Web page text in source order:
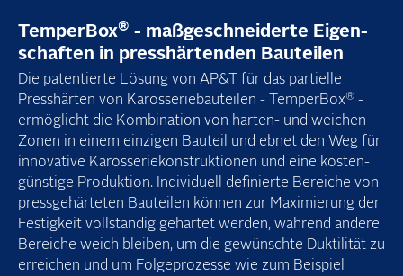
TemperBox® - maß­geschneiderte Eigen­
schaften in press­härtenden Bauteilen
Die patentierte Lösung von AP&T für das partielle
Presshärten von Karosserie­bauteilen - TemperBox® -
ermöglicht die Kombination von harten- und weichen
Zonen in einem einzigen Bauteil und ebnet den Weg für
innovative Karosseriekonstruktionen und eine kosten­
günstige Produktion. Individuell definierte Bereiche von
press­gehärteten Bauteilen können zur Maximierung der
Festigkeit vollständig gehärtet werden, während andere
Bereiche weich bleiben, um die gewünschte Duktilität zu
erreichen und um Folge­prozesse wie zum Beispiel